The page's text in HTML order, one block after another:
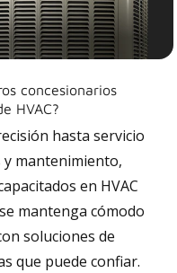
concesionarios
HVAC?
hasta servicio
mantenimiento,
en HVAC
mantenga cómodo
soluciones de
que puede confiar.